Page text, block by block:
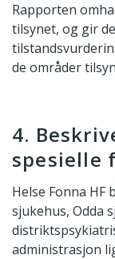
Rapporten
tilsynet, og gir
de områder
4.
spesielle
Helse Fonna HF
sjukehus, Odda
administrasjon